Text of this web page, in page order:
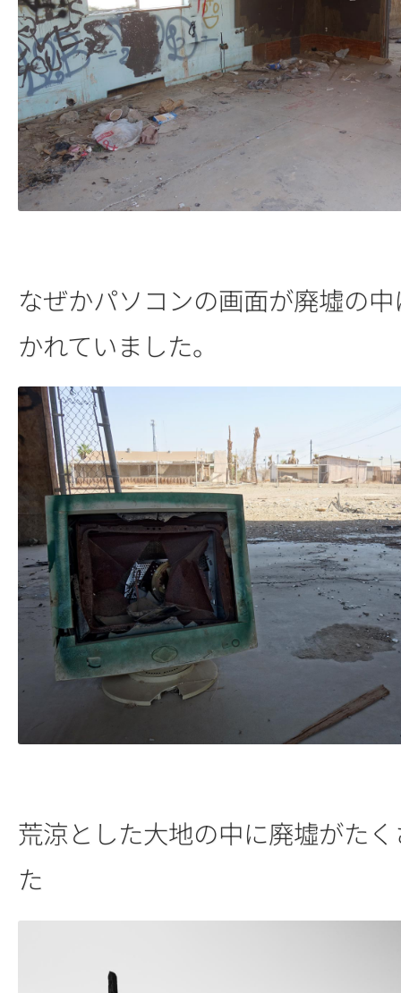
なぜかパソコンの画面が廃墟の
かれていました。
荒涼とした大地の中に廃墟がた
た